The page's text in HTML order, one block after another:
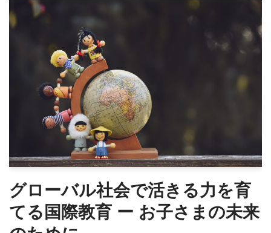
グローバル社会で活きる力を育
てる国際教育 ー お子さまの未来